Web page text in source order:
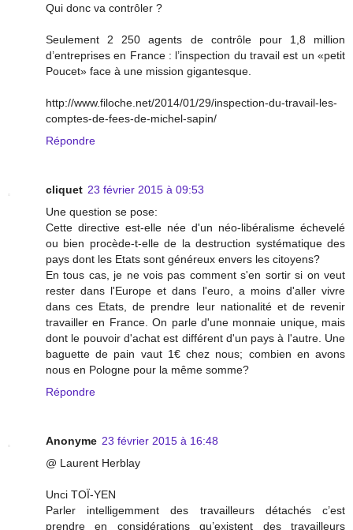
Qui donc va contrôler ?
Seulement 2 250 agents de contrôle pour 1,8 million
d’entreprises en France : l’inspection du travail est un «petit
Poucet» face à une mission gigantesque.
http://www.filoche.net/2014/01/29/inspection-du-travail-les-
comptes-de-fees-de-michel-sapin/
Répondre
cliquet 23 février 2015 à 09:53
Une question se pose:
Cette directive est-elle née d'un néo-libéralisme échevelé
ou bien procède-t-elle de la destruction systématique des
pays dont les Etats sont généreux envers les citoyens?
En tous cas, je ne vois pas comment s'en sortir si on veut
rester dans l'Europe et dans l'euro, a moins d'aller vivre
dans ces Etats, de prendre leur nationalité et de revenir
travailler en France. On parle d'une monnaie unique, mais
dont le pouvoir d'achat est différent d'un pays à l'autre. Une
baguette de pain vaut 1€ chez nous; combien en avons
nous en Pologne pour la même somme?
Répondre
Anonyme 23 février 2015 à 16:48
@ Laurent Herblay
Unci TOÏ-YEN
Parler intelligemment des travailleurs détachés c’est
prendre en considérations qu’existent des travailleurs